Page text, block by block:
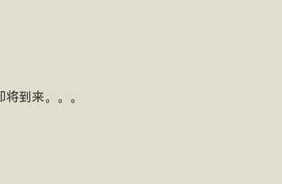
到来。。。